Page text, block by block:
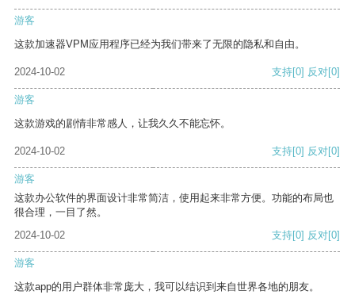
游客
这款加速器VPM应用程序已经为我们带来了无限的隐私和自由。
2024-10-02 支持[0] 反对[0]
游客
这款游戏的剧情非常感人，让我久久不能忘怀。
2024-10-02 支持[0] 反对[0]
游客
这款办公软件的界面设计非常简洁，使用起来非常方便。功能的布局也
很合理，一目了然。
2024-10-02
支持[0] 反对[0]
游客
这款app的用户群体非常庞大，我可以结识到来自世界各地的朋友。